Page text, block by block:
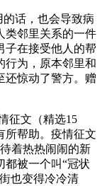
的话，也会导致病
类邻里关系的一件
子在接受他人的帮
行为，原本邻里和
还惊动了警方。赠
征文（精选15
所帮助。疫情征文
着热热闹闹的新
都被一个叫“冠状
也变得冷冷清